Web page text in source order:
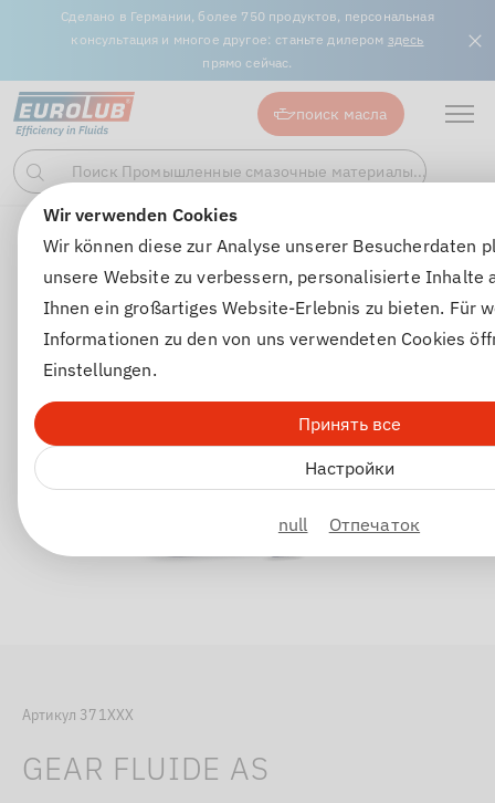
Wir verwenden Cookies
Wir können diese zur Analyse unserer Besucherdaten
unsere Website zu verbessern, personalisierte Inhalte
Ihnen ein großartiges Website-Erlebnis zu bieten. Für
Informationen zu den von uns verwendeten Cookies
Einstellungen.
Принять все
Настройки
null Отпечаток
Сделано в Германии, более 750 продуктов, персональная
консультация и многое другое: станьте дилером здесь
прямо сейчас.
поиск масла
Поиск
Поиск Промышленные смазочные материалы...
Трансмиссионные масла Жидкости для
Артикул 371XXX
GEAR FLUIDE AS